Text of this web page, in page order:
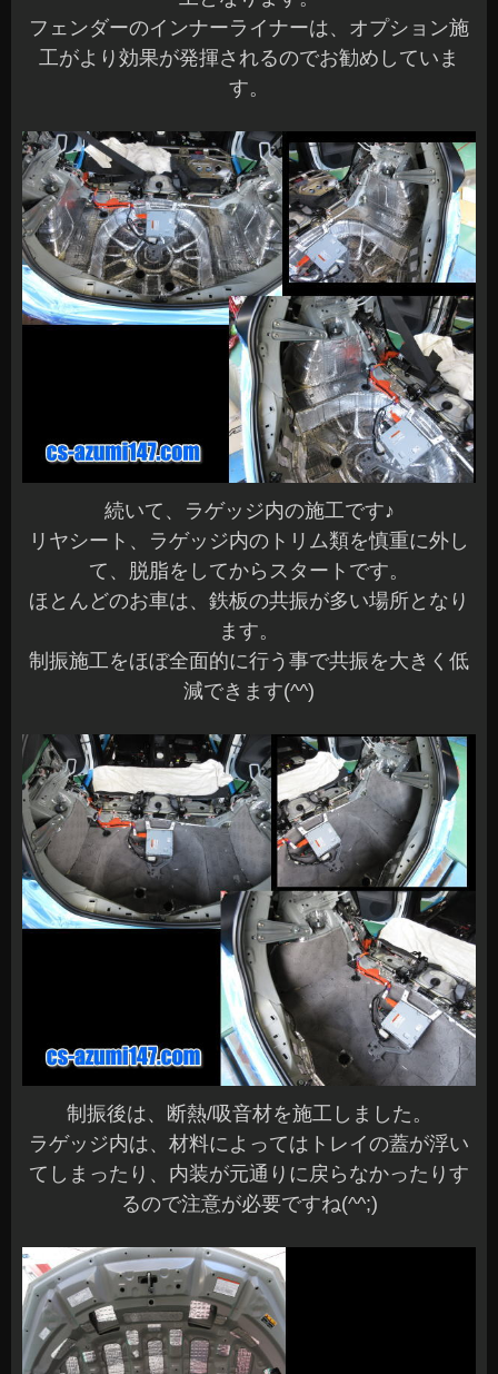
フェンダーのインナーライナーは、オプション施
工がより効果が発揮されるのでお勧めしていま
す。
続いて、ラゲッジ内の施工です♪
リヤシート、ラゲッジ内のトリム類を慎重に外し
て、脱脂をしてからスタートです。
ほとんどのお車は、鉄板の共振が多い場所となり
ます。
制振施工をほぼ全面的に行う事で共振を大きく低
減できます(^^)
制振後は、断熱/吸音材を施工しました。
ラゲッジ内は、材料によってはトレイの蓋が浮い
てしまったり、内装が元通りに戻らなかったりす
るので注意が必要ですね(^^;)